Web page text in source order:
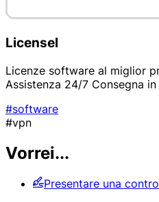
Licensel
Licenze software al miglior
Assistenza 24/7 Consegna
#software
#vpn
Vorrei...
Presentare una